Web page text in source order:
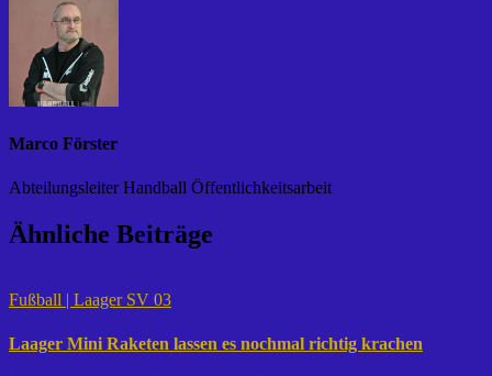
Marco Förster
Abteilungsleiter Handball Öffentlichkeitsarbeit
Ähnliche Beiträge
Fußball | Laager SV 03
Laager Mini Raketen lassen es nochmal richtig krachen